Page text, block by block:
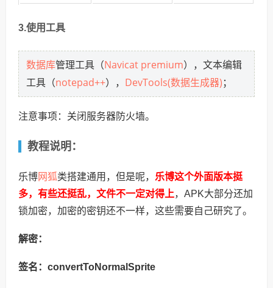
3.使用工具
数据库管理工具（Navicat premium），文本编辑
工具（notepad++）， DevTools(数据生成器) ；
注意事项：关闭服务器防火墙。
教程说明：
乐博网狐类搭建通用，但是呢， 乐博这个外面版本挺
多，有些还挺乱，文件不一定对得上，APK大部分还加
锁加密，加密的密钥还不一样，这些需要自己研究了。
解密：
签名：convertToNormalSprite